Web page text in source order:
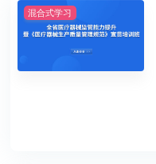
混合式学习